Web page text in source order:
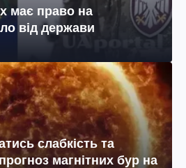
має право на
від держави
слабкість та
магнітних бур на